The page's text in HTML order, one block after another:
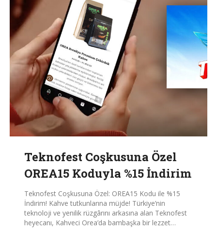
Teknofest Coşkusuna Özel
OREA15 Koduyla %15 İndirim
Teknofest Coşkusuna Özel: OREA15 Kodu ile %15
İndirim! Kahve tutkunlarına müjde! Türkiye’nin
teknoloji ve yenilik rüzgârını arkasına alan Teknofest
heyecanı, Kahveci Orea’da bambaşka bir lezzet…